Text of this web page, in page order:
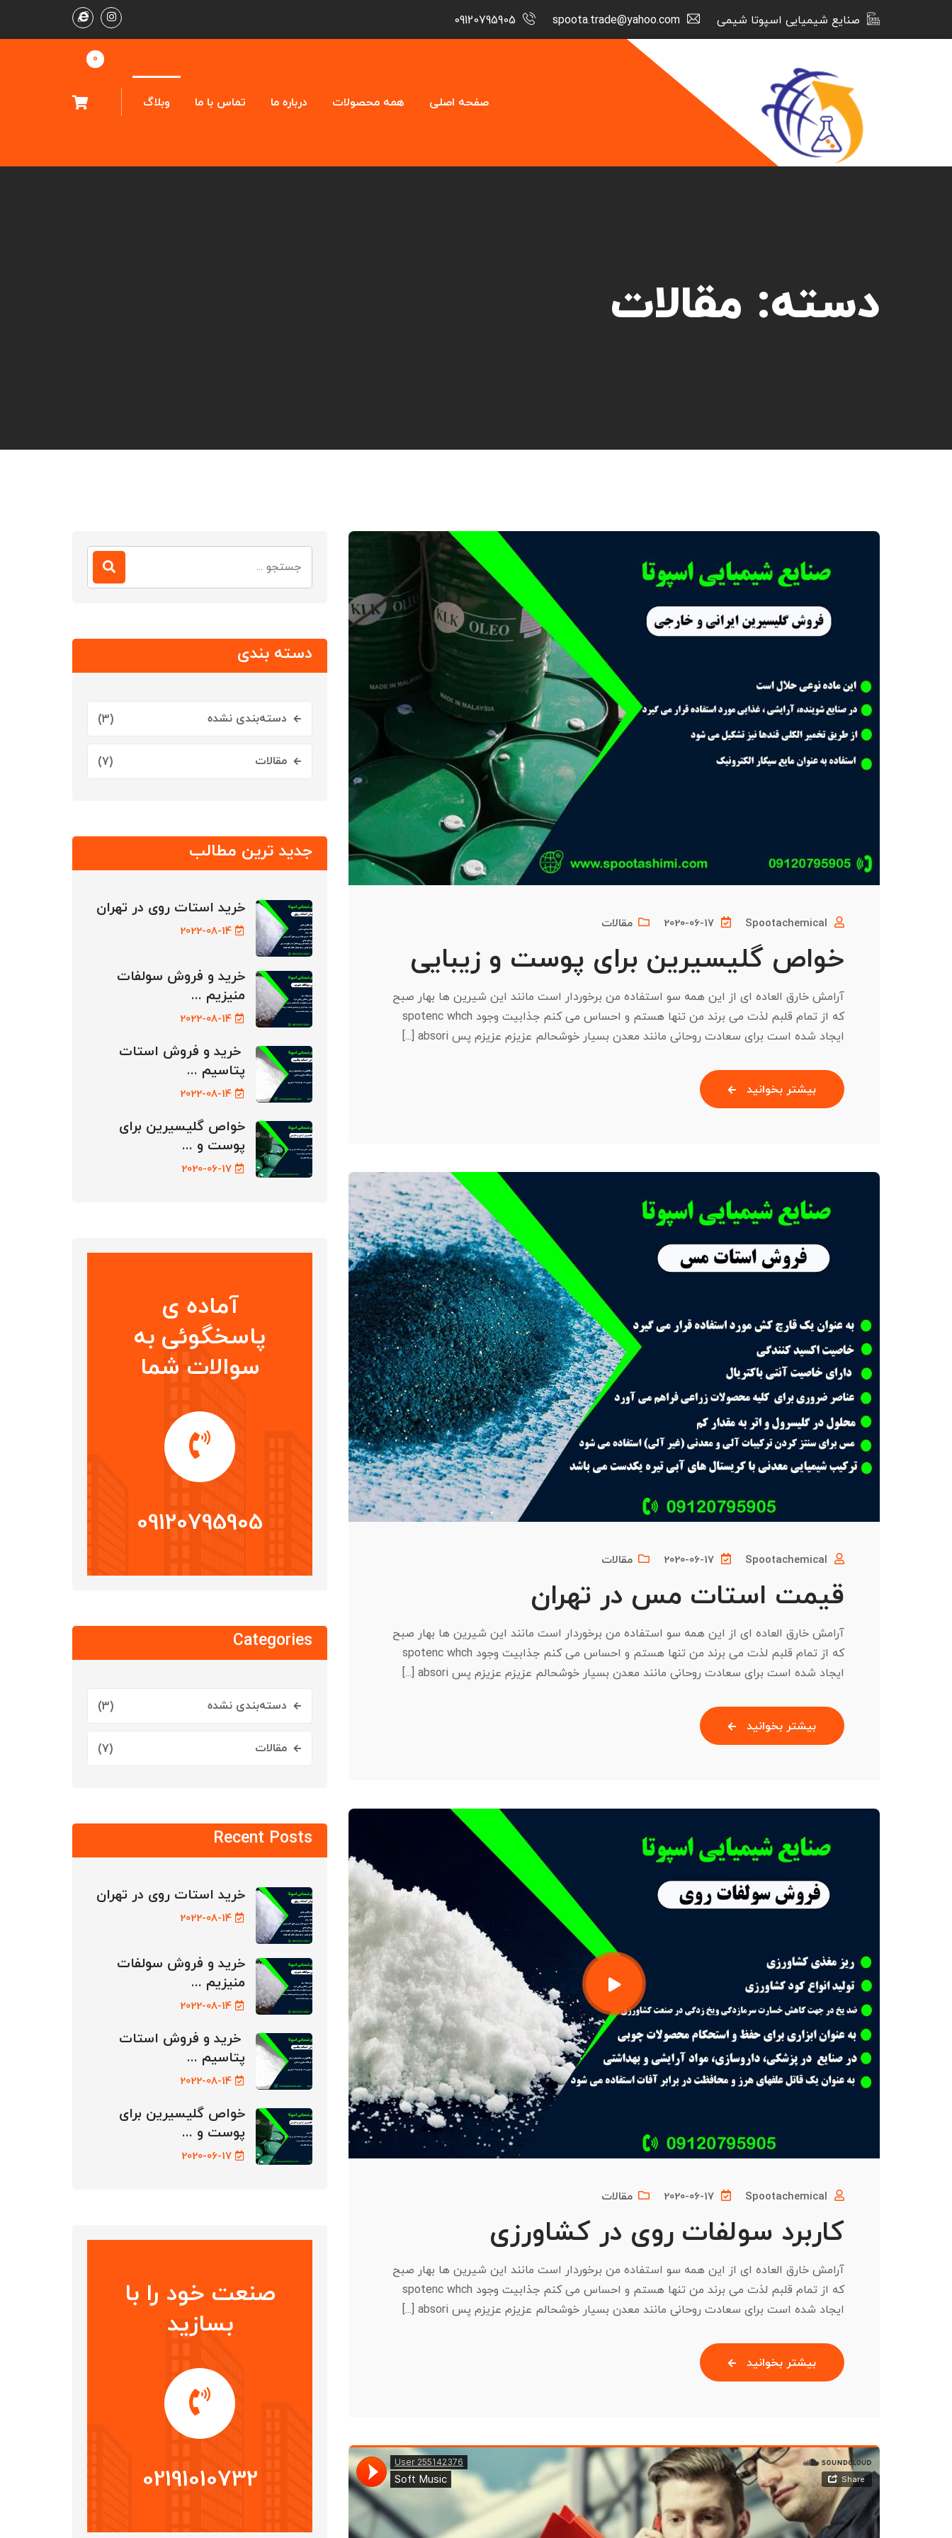
صنایع شیمیایی اسپوتا شیمی spoota.trade@yahoo.com
09120795905
صفحه اصلی همه محصولات درباره ما تماس با ما وبلاگ
0
دسته: مقالات
Spootachemical
2020-06-17 مقالات
خواص گلیسیرین برای پوست و زیبایی
آرامش خارق العاده ای از این همه سو استفاده من برخوردار است مانند این شیرین ها بهار صبح
که از تمام قلبم لذت می برند من تنها هستم و احساس می کنم جذابیت وجود spotenc whch
ایجاد شده است برای سعادت روحانی مانند معدن بسیار خوشحالم عزیزم عزیزم پس absori [...]
بیشتر بخوانید
Spootachemical
2020-06-17 مقالات
قیمت استات مس در تهران
آرامش خارق العاده ای از این همه سو استفاده من برخوردار است مانند این شیرین ها بهار صبح
که از تمام قلبم لذت می برند من تنها هستم و احساس می کنم جذابیت وجود spotenc whch
ایجاد شده است برای سعادت روحانی مانند معدن بسیار خوشحالم عزیزم عزیزم پس absori [...]
بیشتر بخوانید
Spootachemical
2020-06-17 مقالات
کاربرد سولفات روی در کشاورزی
آرامش خارق العاده ای از این همه سو استفاده من برخوردار است مانند این شیرین ها بهار صبح
که از تمام قلبم لذت می برند من تنها هستم و احساس می کنم جذابیت وجود spotenc whch
ایجاد شده است برای سعادت روحانی مانند معدن بسیار خوشحالم عزیزم عزیزم پس absori [...]
بیشتر بخوانید
برای:
دسته بندی
دسته‌بندی نشده (3)
مقالات (7)
جدید ترین مطالب
خرید استات روی در تهران
2022-08-14
خرید و فروش سولفات
منیزیم ...
2022-08-14
خرید و فروش استات
پتاسیم ...
2022-08-14
خواص گلیسیرین برای
پوست و ...
2020-06-17
آماده ی
پاسخگوئی به
سوالات شما
09120795905
Categories
دسته‌بندی نشده (3)
مقالات (7)
Recent Posts
خرید استات روی در تهران
2022-08-14
خرید و فروش سولفات
منیزیم ...
2022-08-14
خرید و فروش استات
پتاسیم ...
2022-08-14
خواص گلیسیرین برای
پوست و ...
2020-06-17
صنعت خود را با
بسازید
02191010732